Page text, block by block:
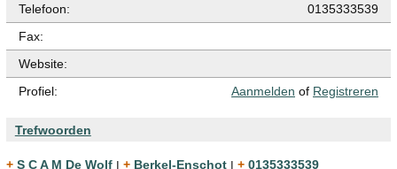
Telefoon:
0135333539
Fax:
Website:
Profiel:
Aanmelden of Registreren
Trefwoorden
+ S C A M De Wolf | + Berkel-Enschot |
+ 0135333539